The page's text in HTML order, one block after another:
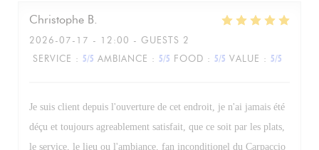
Christophe B
2026-07-17 - 12:00 - GUESTS 2
SERVICE : 5/5 AMBIANCE : 5/5 FOOD : 5/5 VALUE : 5/5
Je suis client depuis l'ouverture de cet endroit, je n'ai jamais été
déçu et toujours agreablement satisfait, que ce soit par les plats,
le service, le lieu ou l'ambiance, fan inconditionel du Carpaccio